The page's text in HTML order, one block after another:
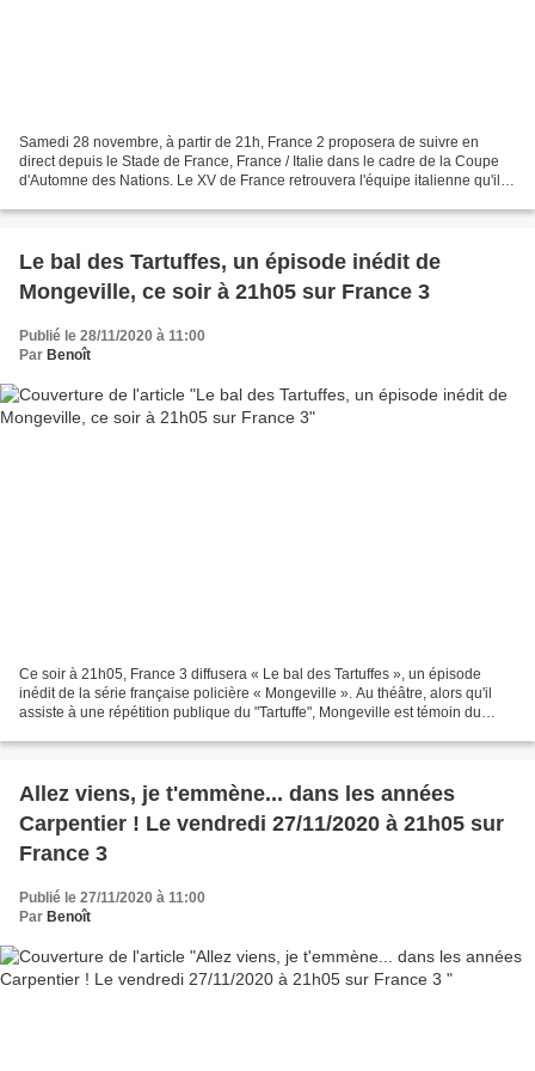
Samedi 28 novembre, à partir de 21h, France 2 proposera de suivre en
direct depuis le Stade de France, France / Italie dans le cadre de la Coupe
d'Automne des Nations. Le XV de France retrouvera l'équipe italienne qu'il
Le bal des Tartuffes, un épisode inédit de
Mongeville, ce soir à 21h05 sur France 3
Publié le 28/11/2020 à 11:00
Par Benoît
Ce soir à 21h05, France 3 diffusera « Le bal des Tartuffes », un épisode
inédit de la série française policière « Mongeville ». Au théâtre, alors qu'il
assiste à une répétition publique du "Tartuffe", Mongeville est témoin du
Allez viens, je t'emmène... dans les années
Carpentier ! Le vendredi 27/11/2020 à 21h05 sur
France 3
Publié le 27/11/2020 à 11:00
Par Benoît